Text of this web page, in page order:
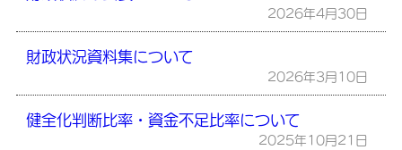
2026年4月30日
財政状況資料集について
2026年3月10日
健全化判断比率・資金不足比率について
2025年10月21日